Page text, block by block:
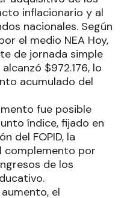
inflacionario y al
nacionales. Según
el medio NEA Hoy,
de jornada simple
$972.176, lo
acumulado del
fue posible
índice, fijado en
del FOPID, la
complemento por
de los
el